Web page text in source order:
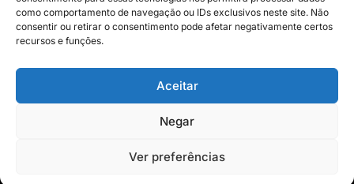
como comportamento de navegação ou IDs exclusivos neste site. Não
consentir ou retirar o consentimento pode afetar negativamente certos
recursos e funções.
Aceitar
Negar
Ver preferências
Fale com nossa equipe para sugestão de pauta ou
comercial.
Todos os dias,24h.